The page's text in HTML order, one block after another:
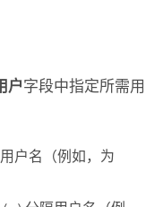
户字段中指定所需用
户名（例如，为